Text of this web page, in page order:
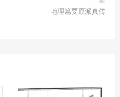
地理篡要原派真传